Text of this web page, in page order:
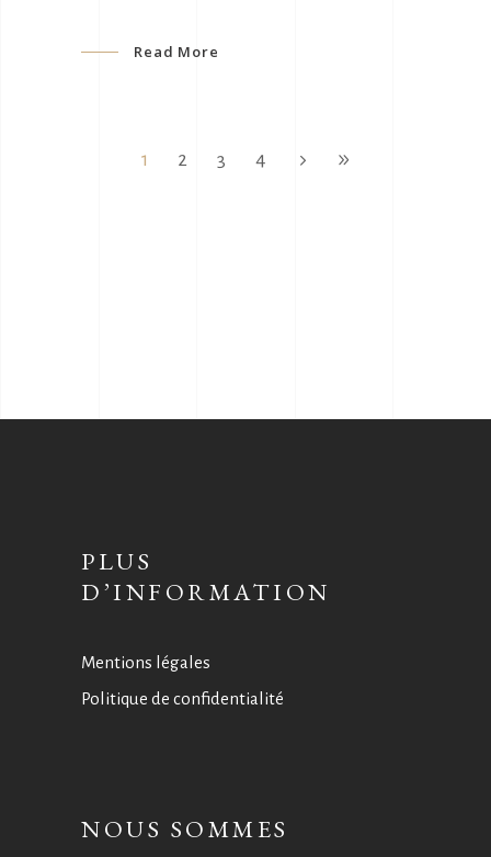
Read More
1 2 3 4
PLUS
D’INFORMATION
Mentions légales
Politique de confidentialité
NOUS SOMMES